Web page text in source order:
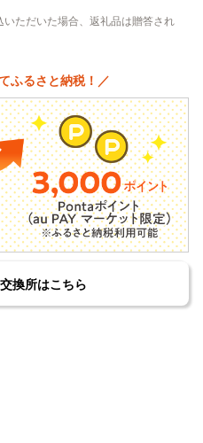
ただいた場合、返礼品は贈答され
ふるさと納税！／
換所はこちら